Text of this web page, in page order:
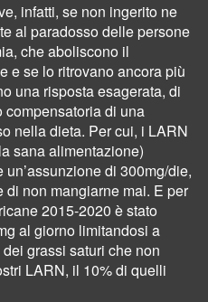
infatti, se non ingerito ne
al paradosso delle persone
che aboliscono il
e se lo ritrovano ancora più
una risposta esagerata, di
di una
nella dieta. Per cui, i LARN
sana alimentazione)
di 300mg/die,
non mangiarne mai. E per
2015-2020 è stato
al giorno limitandosi a
grassi saturi che non
LARN, il 10% di quelli